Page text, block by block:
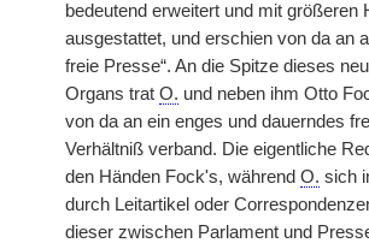
bedeutend erweitert und mit größeren
ausgestattet, und erschien von da an
freie Presse“. An die Spitze dieses
Organs trat O. und neben ihm Otto
von da an ein enges und dauerndes
Verhältniß verband. Die eigentliche
den Händen Fock's, während O. sich
durch Leitartikel oder
dieser zwischen Parlament und